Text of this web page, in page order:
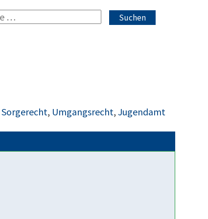
Suchen
Sorgerecht, Umgangsrecht, Jugendamt